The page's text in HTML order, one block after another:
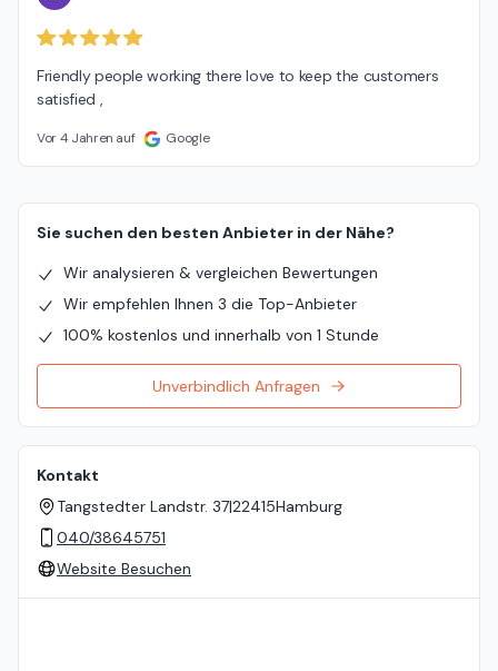
Friendly people working there love to keep the customers
satisfied ,
Vor 4 Jahren auf Google
Sie suchen den besten Anbieter in der Nähe?
Wir analysieren & vergleichen Bewertungen
Wir empfehlen Ihnen 3 die Top-Anbieter
100% kostenlos und innerhalb von 1 Stunde
Unverbindlich Anfragen
Kontakt
Tangstedter Landstr. 37|22415Hamburg
040/38645751
Website Besuchen